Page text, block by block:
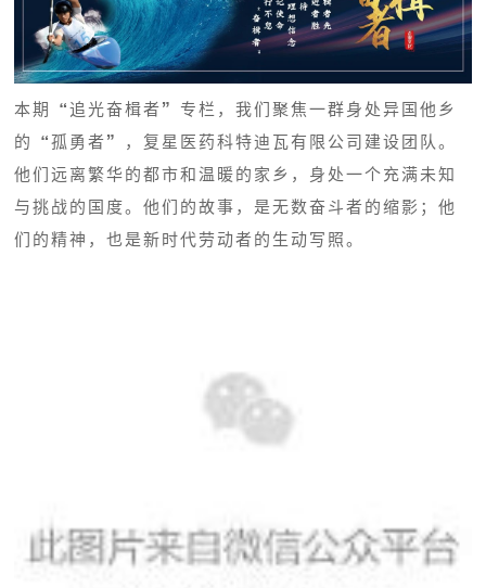
本期“追光奋楫者”专栏，我们聚焦一群身处异国他乡
的“孤勇者”，复星医药科特迪瓦有限公司建设团队。
他们远离繁华的都市和温暖的家乡，身处一个充满未知
与挑战的国度。他们的故事，是无数奋斗者的缩影；他
们的精神，也是新时代劳动者的生动写照。